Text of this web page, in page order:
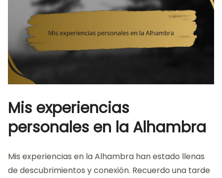
Mis experiencias
personales en la Alhambra
Mis experiencias en la Alhambra han estado llenas
de descubrimientos y conexión. Recuerdo una tarde